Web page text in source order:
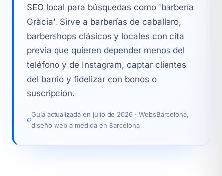
SEO local para búsquedas como 'barbería
Gràcia'. Sirve a barberías de caballero,
barbershops clásicos y locales con cita
previa que quieren depender menos del
teléfono y de Instagram, captar clientes
del barrio y fidelizar con bonos o
suscripción.
Guía actualizada en julio de 2026 · WebsBarcelona,
diseño web a medida en Barcelona